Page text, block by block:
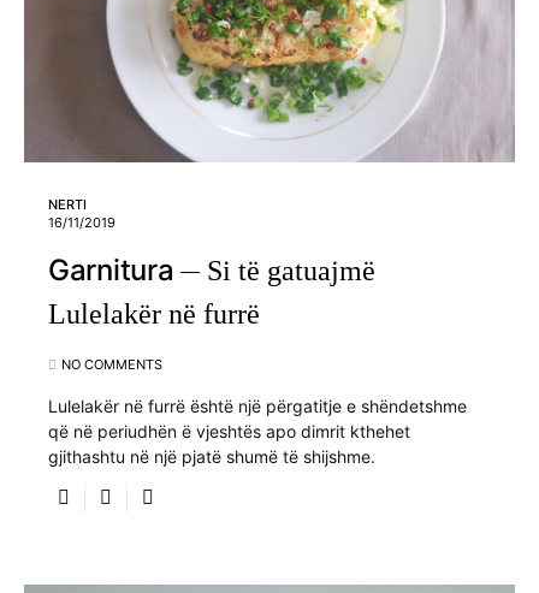
NERTI
16/11/2019
Garnitura
Si të gatuajmë
Lulelakër në furrë
NO COMMENTS
Lulelakër në furrë është një përgatitje e shëndetshme
që në periudhën ë vjeshtës apo dimrit kthehet
gjithashtu në një pjatë shumë të shijshme.